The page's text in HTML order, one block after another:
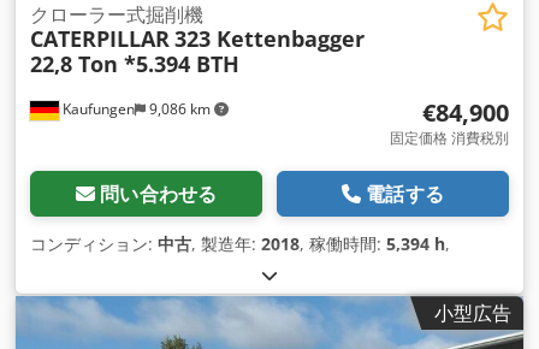
Kaufungen 9,086 km
クローラー式掘削機
CATERPILLAR323 Kettenbagger
22,8 Ton *5.394 BTH
€84,900
固定価格 消費税別
問い合わせる 電話する
コンディション: 中古, 製造年: 2018, 稼働時間: 5,394 h,
小型広告